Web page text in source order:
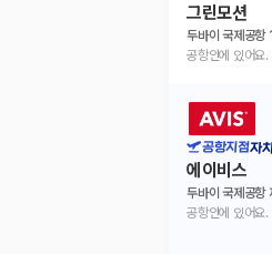
그린모션
두바이 국제공항
공항안에 있어요
공항지점자
에이비스
두바이 국제공항
공항안에 있어요